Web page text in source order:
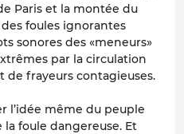
Paris et la montée du
foules ignorantes
sonores des «meneurs»
par la circulation
frayeurs contagieuses.
l’idée même du peuple
foule dangereuse. Et